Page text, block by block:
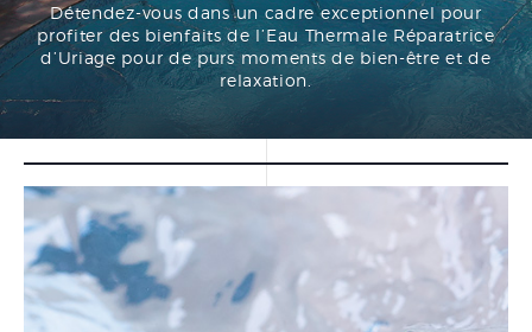
PRÉPARER SA CURE
THERMALE THÉRAPEUTIQUE
DOCUMENTATIONS
FORFAITS
SOINS À LA CARTE
SOINS VISAGE
Détendez-vous dans un cadre exceptionnel pour
profiter des bienfaits de l’Eau Thermale Réparatrice
d’Uriage pour de purs moments de bien-être et de
relaxation.